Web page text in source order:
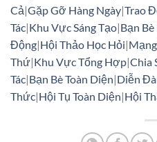
Cả|Gặp Gỡ Hàng Ngày|Trao
Tác|Khu Vực Sáng Tạo|Bạn
Động|Hội Thảo Học Hỏi|
Thứ|Khu Vực Tổng Hợp|Chia
Tác|Bạn Bè Toàn Diện|Diễn
Thức|Hội Tụ Toàn Diện|Hội